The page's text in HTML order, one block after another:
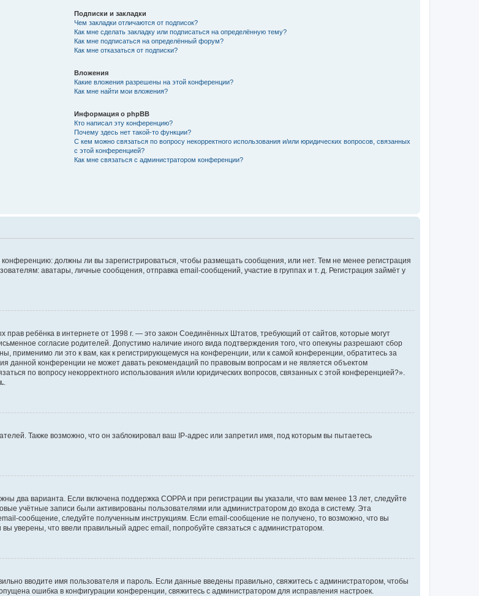
Подписки и закладки
Чем закладки отличаются от подписок?
Как мне сделать закладку или подписаться на определённую тему?
Как мне подписаться на определённый форум?
Как мне отказаться от подписки?
Вложения
Какие вложения разрешены на этой конференции?
Как мне найти мои вложения?
Информация о phpBB
Кто написал эту конференцию?
Почему здесь нет такой-то функции?
С кем можно связаться по вопросу некорректного использования и/или юридических вопросов, связанных
с этой конференцией?
Как мне связаться с администратором конференции?
должны ли вы зарегистрироваться, чтобы размещать сообщения, или нет. Тем не менее регистрация
аватары, личные сообщения, отправка email-сообщений, участие в группах и т. д. Регистрация займёт у
прав ребёнка в интернете от 1998 г. — это закон Соединённых Штатов, требующий от сайтов, которые могут
согласие родителей. Допустимо наличие иного вида подтверждения того, что опекуны разрешают сбор
ли это к вам, как к регистрирующемуся на конференции, или к самой конференции, обратитесь за
данной конференции не может давать рекомендаций по правовым вопросам и не является объектом
по вопросу некорректного использования и/или юридических вопросов, связанных с этой конференцией?».
Также возможно, что он заблокировал ваш IP-адрес или запретил имя, под которым вы пытаетесь
два варианта. Если включена поддержка COPPA и при регистрации вы указали, что вам менее 13 лет, следуйте
учётные записи были активированы пользователями или администратором до входа в систему. Эта
сообщение, следуйте полученным инструкциям. Если email-сообщение не получено, то возможно, что вы
уверены, что ввели правильный адрес email, попробуйте связаться с администратором.
вводите имя пользователя и пароль. Если данные введены правильно, свяжитесь с администратором, чтобы
ошибка в конфигурации конференции, свяжитесь с администратором для исправления настроек.